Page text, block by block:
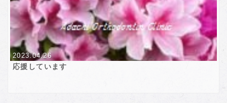
2023.04.26
応援しています